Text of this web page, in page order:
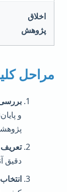
اخلاق
پژوهش
بررسی
و
پژوهشی.
تعریف
دقیق
انتخاب